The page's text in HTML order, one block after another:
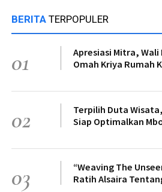
BERITA TERPOPULER
01
Apresiasi Mitra,
Omah Kriya Rumah
02
Terpilih Duta
Siap Optimalkan
03
“Weaving The
Ratih Alsaira